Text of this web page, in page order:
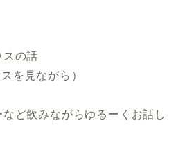
の話
を見ながら）
ど飲みながらゆるーくお話し